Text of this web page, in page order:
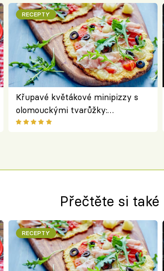
RECEPTY
Křupavé květákové minipizzy s
olomouckými tvarůžky:
bezlepkový oběd s typicky
Přečtěte si také
RECEPTY